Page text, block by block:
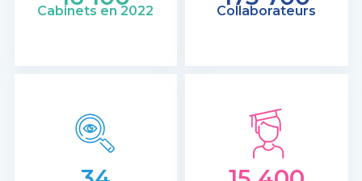
Cabinets en 2022 Collaborateurs